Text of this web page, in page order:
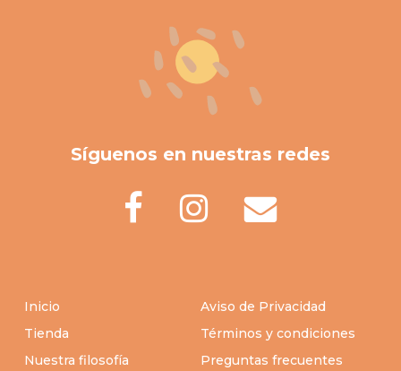
Síguenos en nuestras redes
Inicio
Tienda
Nuestra filosofía
Aviso de Privacidad
Términos y condiciones
Preguntas frecuentes